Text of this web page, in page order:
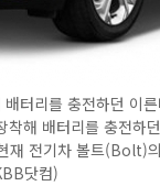
터리를 충전하던 이
착해 배터리를 충전하
재 전기차 볼트(Bolt)
닷컴)